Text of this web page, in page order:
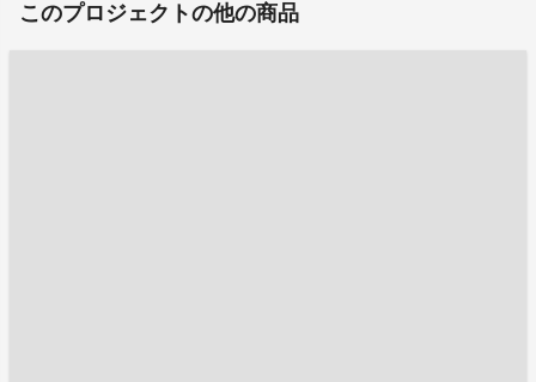
このプロジェクトの他の商品